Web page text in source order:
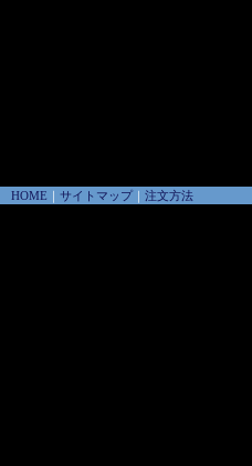
HOME サイトマップ 注文方法